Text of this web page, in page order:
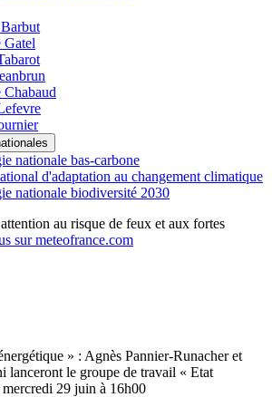
Gatel
Chabaud
nationale bas-carbone
d'adaptation au changement climatique
nationale biodiversité 2030
au risque de feux et aux fortes
sur meteofrance.com
» : Agnès Pannier-Runacher et
lanceront le groupe de travail « Etat
29 juin à 16h00